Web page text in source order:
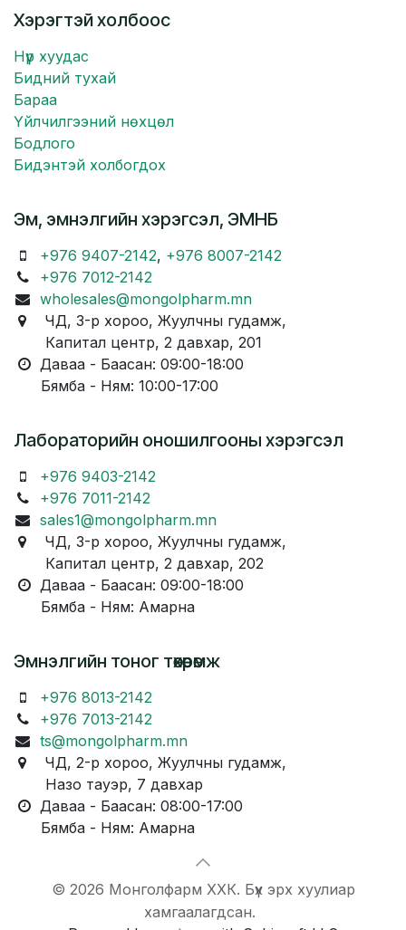
Хэрэгтэй холбоос
Нүүр хуудас
Бидний тухай
Бараа
Үйлчилгээний нөхцөл
Бодлого
Бидэнтэй холбогдох
Эм, эмнэлгийн хэрэгсэл, ЭМНБ
+976 9407-2142, +976 8007-2142
+976 7012-2142
wholesales@mongolpharm.mn
ЧД, 3-р хороо, Жуулчны гудамж,
Капитал центр, 2 давхар, 201
Даваа - Баасан: 09:00-18:00
Бямба - Ням: 10:00-17:00
Лабораторийн оношилгооны хэрэгсэл
+976 9403-2142
+976 7011-2142
sales1@mongolpharm.mn
ЧД, 3-р хороо, Жуулчны гудамж,
Капитал центр, 2 давхар, 202
Даваа - Баасан: 09:00-18:00
Бямба - Ням: Амарна
Эмнэлгийн тоног төхөөрөмж
+976 8013-2142
+976 7013-2142
ts@mongolpharm.mn
ЧД, 2-р хороо, Жуулчны гудамж,
Назо тауэр, 7 давхар
Даваа - Баасан: 08:00-17:00
Бямба - Ням: Амарна
© 2026 Монголфарм ХХК. Бүх эрх хуулиар
хамгаалагдсан.